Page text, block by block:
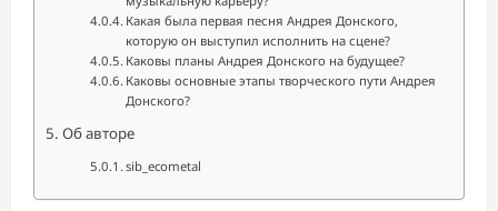
Какая была первая песня Андрея Донского,
которую он выступил исполнить на сцене?
Каковы планы Андрея Донского на будущее?
Каковы основные этапы творческого пути Андрея
Донского?
Об авторе
sib_ecometal